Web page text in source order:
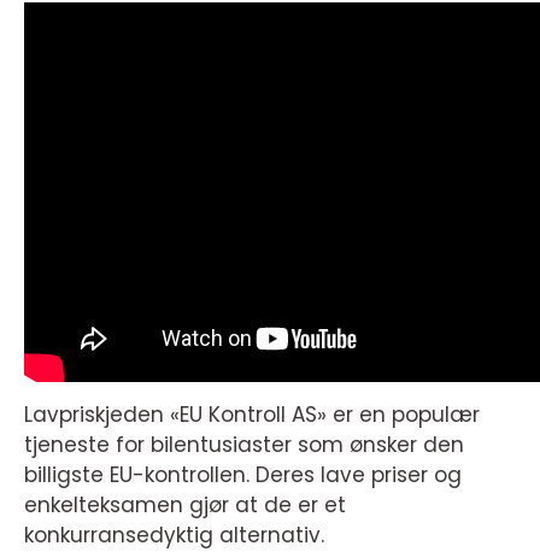
Lavpriskjeden «EU Kontroll AS» er en populær
tjeneste for bilentusiaster som ønsker den
billigste EU-kontrollen. Deres lave priser og
enkelteksamen gjør at de er et
konkurransedyktig alternativ.